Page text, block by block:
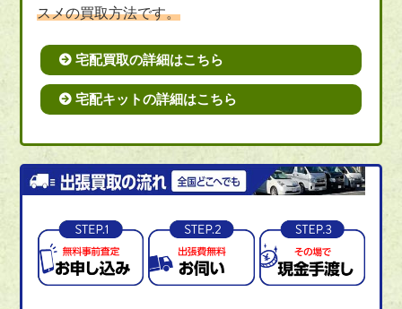
スメの買取方法です。
宅配買取の詳細はこちら
宅配キットの詳細はこちら